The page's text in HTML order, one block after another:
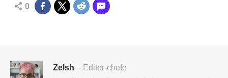
0
Zelsh - Editor-chefe